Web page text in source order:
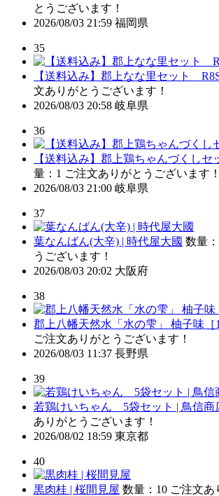
とうございます！
2026/08/03 21:59 福岡県
35
【送料込み】郡上なな里セット
文ありがとうございます！
2026/08/03 20:58 岐阜県
36
【送料込み】郡上鶏ちゃんづくし
量：1 ご注文ありがとうございます！
2026/08/03 21:00 岐阜県
37
葉なんばん(大辛) | 時代屋大國 数量：
うございます！
2026/08/03 20:02 大阪府
38
郡上八幡天然水「水の雫」 柚子味［
ご注文ありがとうございます！
2026/08/03 11:37 長野県
39
若鶏けいちゃん 5袋セット | 鳥信商
ありがとうございます！
2026/08/02 18:59 東京都
40
黒肉桂 | 桜間見屋 数量：10 ご注文あ